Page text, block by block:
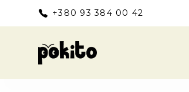
+380 93 384 00 42